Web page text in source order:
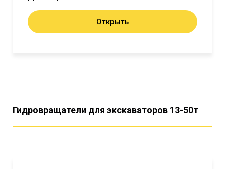
Открыть
Гидровращатели для экскаваторов 13-50т